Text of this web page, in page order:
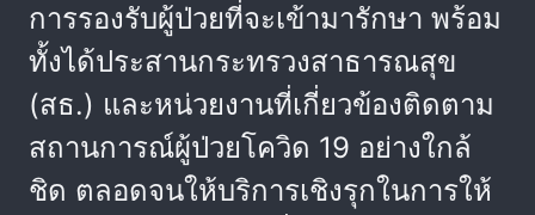
การรองรับผู้ป่วยที่จะเข้ามารักษา พร้อม
ทั้งได้ประสานกระทรวงสาธารณสุข
(สธ.) และหน่วยงานที่เกี่ยวข้องติดตาม
สถานการณ์ผู้ป่วยโควิด 19 อย่างใกล้
ชิด ตลอดจนให้บริการเชิงรุกในการให้